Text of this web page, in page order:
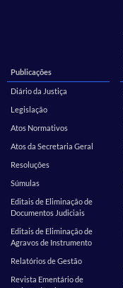
Publicações
Diário da Justiça
Legislação
Atos Normativos
Atos da Secretaria Geral
Resoluções
Súmulas
Editais de Eliminação de
Documentos Judiciais
Editais de Eliminação de
Agravos de Instrumento
Relatórios de Gestão
Revista Ementário de